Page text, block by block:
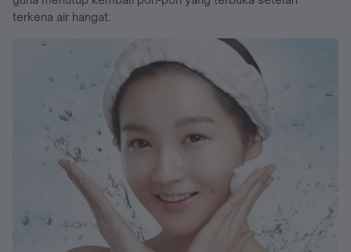
terkena air hangat.